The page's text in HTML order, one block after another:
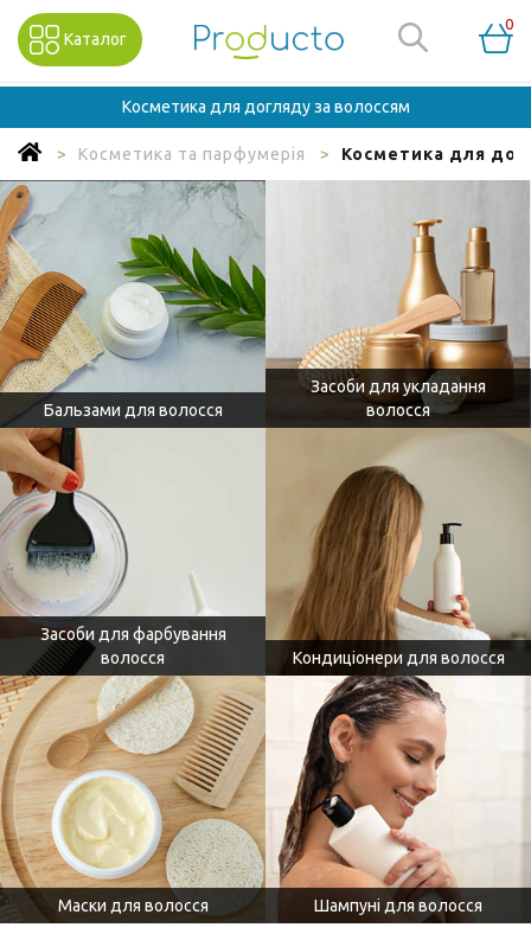
Каталог
0
Косметика для догляду за волоссям
Косметика та парфумерія Косметика для
Бальзами для волосся
Засоби для укладання
волосся
Засоби для фарбування
волосся
Кондиціонери для волосся
Маски для волосся Шампуні для волосся